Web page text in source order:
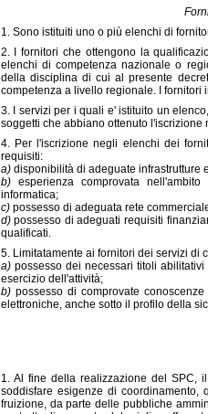
1. Sono istituiti uno o più elenchi di
2. I fornitori che ottengono la
elenchi di competenza nazionale o
della disciplina di cui al presente
competenza a livello regionale. I fornitori
3. I servizi per i quali e' istituito un
soggetti che abbiano ottenuto
4. Per l'iscrizione negli elenchi dei
requisiti:
a)disponibilità di adeguate infrastrutture
b)esperienza comprovata
informatica;
c)possesso di adeguata rete
d)possesso di adeguati requisiti
qualificati.
5. Limitatamente ai fornitori dei servizi di
a)possesso dei necessari titoli
esercizio dell'attività;
b)possesso di comprovate
elettroniche, anche sotto il profilo della
1. Al fine della realizzazione del SPC,
soddisfare esigenze di
fruizione, da parte delle pubbliche